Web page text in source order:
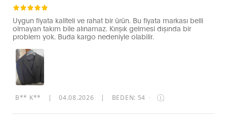
Uygun fiyata kaliteli ve rahat bir ürün. Bu fiyata markası belli
olmayan takım bile alınamaz. Kırışık gelmesi dışında bir
problem yok. Buda kargo nedeniyle olabilir.
B** K** | 04.08.2026 | BEDEN: 54 ·